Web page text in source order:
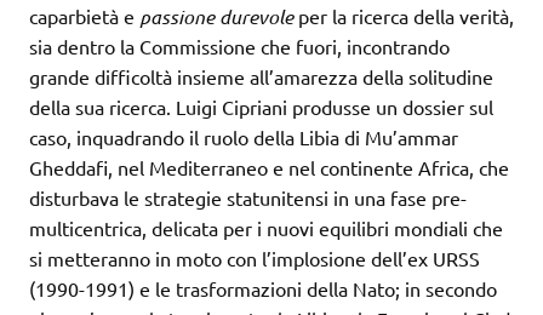
caparbietà e passione durevoleper la ricerca della verità,
sia dentro la Commissione che fuori, incontrando
grande difficoltà insieme all’amarezza della solitudine
della sua ricerca. Luigi Cipriani produsse un dossier sul
caso, inquadrando il ruolo della Libia di Mu’ammar
Gheddafi, nel Mediterraneo e nel continente Africa, che
disturbava le strategie statunitensi in una fase pre-
multicentrica, delicata per i nuovi equilibri mondiali che
si metteranno in moto con l’implosione dell’ex URSS
(1990-1991) e le trasformazioni della Nato; in secondo